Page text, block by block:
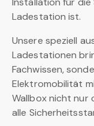
Ladestation ist.
Unsere speziell
Ladestationen
Fachwissen,
Elektromobilität
Wallbox nicht nur
alle